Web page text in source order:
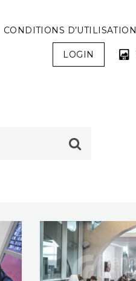
CONDITIONS D’UTILISATION
LOGIN